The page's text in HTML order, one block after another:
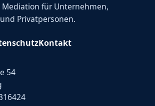
für Unternehmen,
Privatpersonen.
Kontakt
54